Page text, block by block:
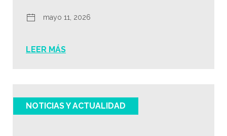
mayo 11, 2026
LEER MÁS
NOTICIAS Y ACTUALIDAD